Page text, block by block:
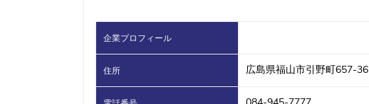
企業プロフィール
住所 広島県福山市引野町657-36